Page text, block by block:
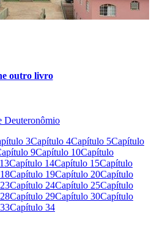
outro livro
Deuteronômio
3Capítulo 4Capítulo 5Capítulo
9Capítulo 10Capítulo
Capítulo 14Capítulo 15Capítulo
Capítulo 19Capítulo 20Capítulo
Capítulo 24Capítulo 25Capítulo
Capítulo 29Capítulo 30Capítulo
Capítulo 34